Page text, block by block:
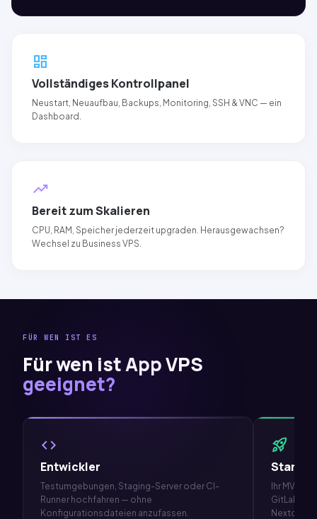
dashboard
Vollständiges Kontrollpanel
Neustart, Neuaufbau, Backups, Monitoring, SSH & VNC — ein
Dashboard.
trending_up
Bereit zum Skalieren
CPU, RAM, Speicher jederzeit upgraden. Herausgewachsen?
Wechsel zu Business VPS.
FÜR WEN IST ES
Für wen ist App VPS
geeignet?
code
Entwickler
Testumgebungen, Staging-Server oder CI-
Runner hochfahren — ohne
Konfigurationsdateien anzufassen.
rocket_launch
Start
Ihr MVP in
GitLab
Nextcloud